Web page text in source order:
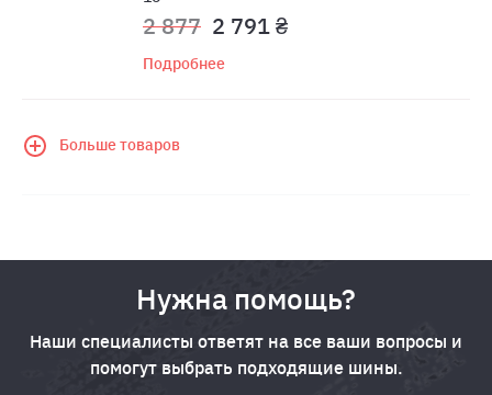
2 877 2 791 ₴
Подробнее
Больше товаров
Нужна помощь?
Наши специалисты ответят на все ваши вопросы и
помогут выбрать подходящие шины.